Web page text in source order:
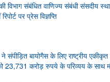
विभाग संबंधित वाणिज्य संबंधी संसदीय
पर प्रेस विज्ञप्ति
संपीड़ित बायोगैस के लिए राष्ट्रीय एकीकृत
23,731 करोड़ रुपये के परिव्यय के साथ